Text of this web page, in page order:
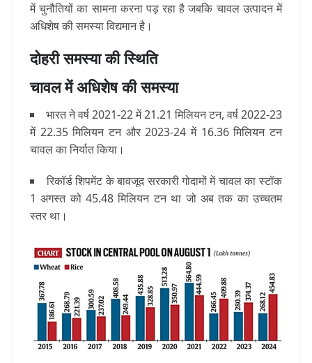
में चुनौतियों का सामना करना पड़ रहा है जबकि चावल उत्पादन में
अधिशेष की समस्या विद्यमान है।
दोहरी समस्या की स्थिति
चावल में अधिशेष की समस्या
भारत ने वर्ष 2021-22 में 21.21 मिलियन टन, वर्ष 2022-23
में 22.35 मिलियन टन और 2023-24 में 16.36 मिलियन टन
चावल का निर्यात किया।
रिकॉर्ड शिपमेंट के बावजूद सरकारी गोदामों में चावल का स्टॉक
1 अगस्त को 45.48 मिलियन टन था जो अब तक का उच्चतम
स्तर था।